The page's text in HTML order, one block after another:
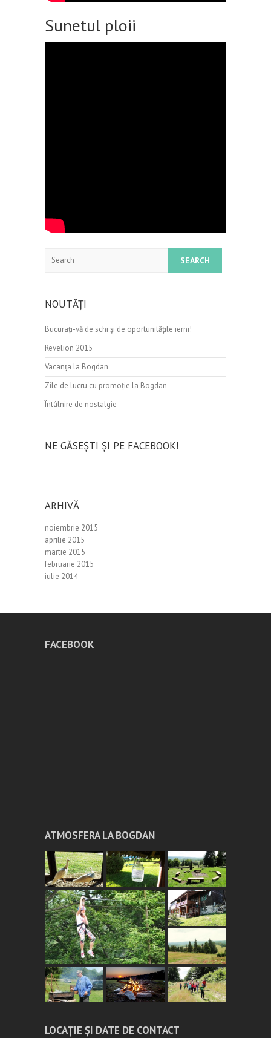
Sunetul ploii
NOUTĂȚI
Bucurați-vă de schi şi de oportunităţile ierni!
Revelion 2015
Vacanța la Bogdan
Zile de lucru cu promoție la Bogdan
Întâlnire de nostalgie
NE GĂSEȘTI ȘI PE FACEBOOK!
ARHIVĂ
noiembrie 2015
aprilie 2015
martie 2015
februarie 2015
iulie 2014
FACEBOOK
ATMOSFERA LA BOGDAN
LOCAȚIE ȘI DATE DE CONTACT